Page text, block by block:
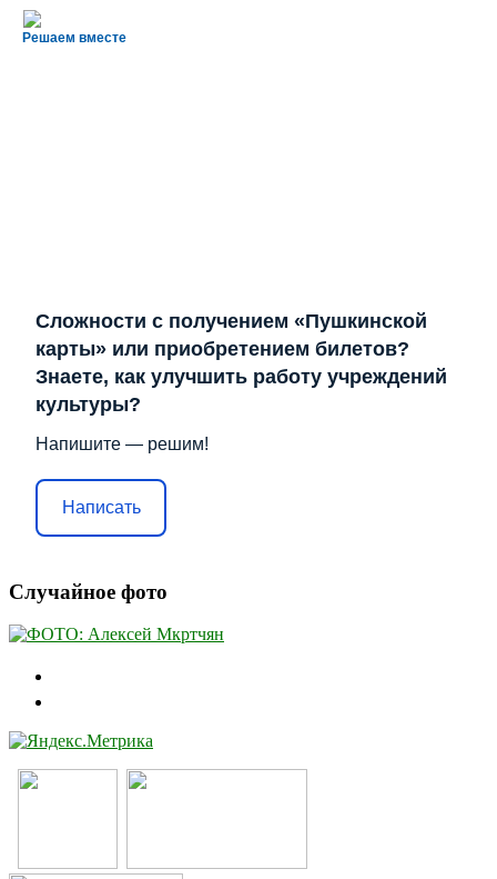
Решаем вместе
Сложности с получением «Пушкинской
карты» или приобретением билетов?
Знаете, как улучшить работу учреждений
культуры?
Напишите — решим!
Написать
Случайное фото